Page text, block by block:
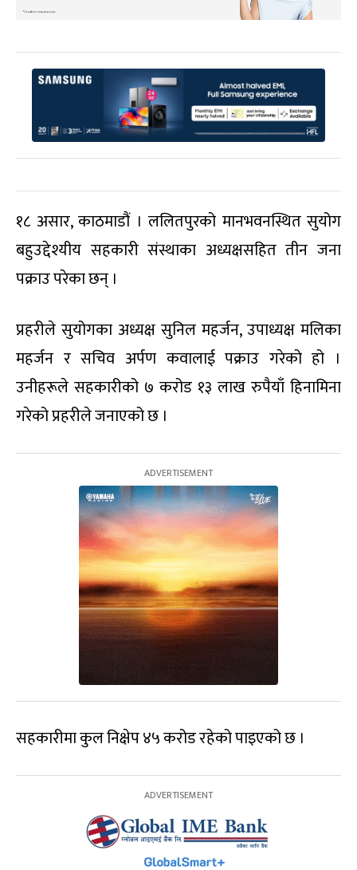
१८ असार, काठमाडौं । ललितपुरको मानभवनस्थित सुयोग
बहुउद्देश्यीय सहकारी संस्थाका अध्यक्षसहित तीन जना
पक्राउ परेका छन् ।
प्रहरीले सुयोगका अध्यक्ष सुनिल महर्जन, उपाध्यक्ष मलिका
महर्जन र सचिव अर्पण कवालाई पक्राउ गरेको हो ।
उनीहरूले सहकारीको ७ करोड १३ लाख रुपैयाँ हिनामिना
गरेको प्रहरीले जनाएको छ ।
सहकारीमा कुल निक्षेप ४५ करोड रहेको पाइएको छ ।